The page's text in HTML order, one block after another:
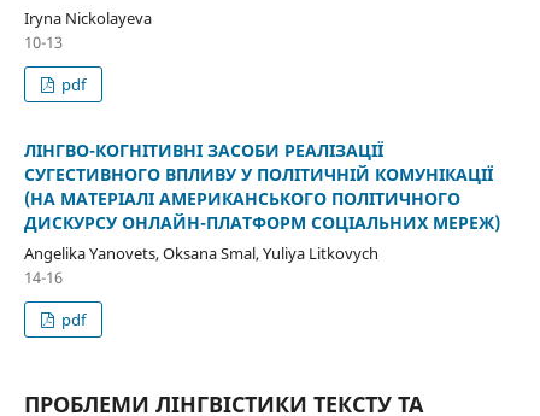
Iryna Nickolayeva
10-13
pdf
ЛІНГВО-КОГНІТИВНІ ЗАСОБИ РЕАЛІЗАЦІЇ
СУГЕСТИВНОГО ВПЛИВУ У ПОЛІТИЧНІЙ КОМУНІКАЦІЇ
(НА МАТЕРІАЛІ АМЕРИКАНСЬКОГО ПОЛІТИЧНОГО
ДИСКУРСУ ОНЛАЙН-ПЛАТФОРМ СОЦІАЛЬНИХ МЕРЕЖ)
Angelika Yanovets, Oksana Smal, Yuliya Litkovych
14-16
pdf
ПРОБЛЕМИ ЛІНГВІСТИКИ ТЕКСТУ ТА